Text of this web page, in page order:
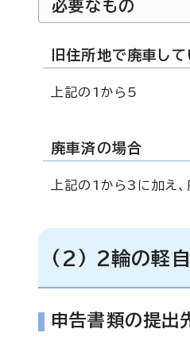
必要なもの
旧住所地で廃車し
上記の1から5
廃車済の場合
上記の1から3に加え
(2) 2輪の軽
申告書類の提出